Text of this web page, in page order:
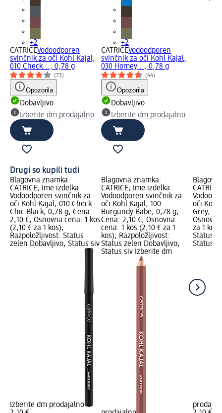
+2
CATRICEVodoodporen
svinčnik za oči Kohl Kajal,
010 Check..., 0,78 g
(73)
Opozorila
Dobavljivo
Izberite dm prodajalno
+2
CATRICEVodoodporen
svinčnik za oči Kohl Kajal,
030 Homey..., 0,78 g
(44)
Opozorila
Dobavljivo
Izberite dm prodajalno
Drugi so kupili tudi
Blagovna znamka:
CATRICE; Ime izdelka:
Vodoodporen svinčnik za
oči Kohl Kajal, 010 Check
Chic Black, 0,78 g; Cena:
2,10 €; Osnovna cena: 1 kos
(2,10 € za 1 kos);
Razpoložljivost: Status
zelen Dobavljivo, Status siv
Izberite dm prodajalno
Blagovna znamka:
CATRICE; Ime izdelka:
Vodoodporen svinčnik za
oči Kohl Kajal, 100
Burgundy Babe, 0,78 g;
Cena: 2,10 €; Osnovna
cena: 1 kos (2,10 € za 1
kos); Razpoložljivost:
Status zelen Dobavljivo,
Status siv Izberite dm
oči Kohl
Grey,
za 1
Status
Status